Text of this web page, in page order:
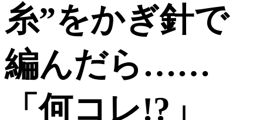
糸”をかぎ針で
編んだら……
「何コレ!?」